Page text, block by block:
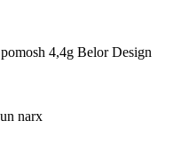
4,4g Belor Design
narx